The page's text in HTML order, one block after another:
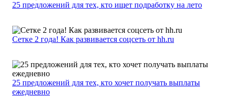
25 предложений для тех, кто ищет подработку на лето
Сетке 2 года! Как развивается соцсеть от hh.ru
25 предложений для тех, кто хочет получать выплаты
ежедневно